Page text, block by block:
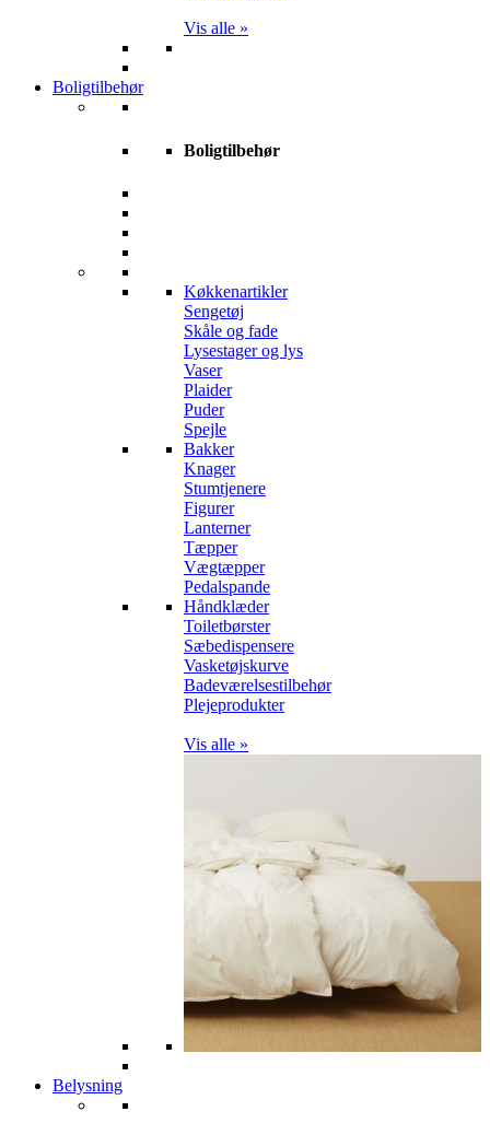
Vis alle »
Boligtilbehør
Boligtilbehør
Køkkenartikler
Sengetøj
Skåle og fade
Lysestager og lys
Vaser
Plaider
Puder
Spejle
Bakker
Knager
Stumtjenere
Figurer
Lanterner
Tæpper
Vægtæpper
Pedalspande
Håndklæder
Toiletbørster
Sæbedispensere
Vasketøjskurve
Badeværelsestilbehør
Plejeprodukter
Vis alle »
Belysning